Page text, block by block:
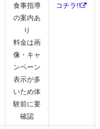
食事指導
の案内あ
り
料金は画
像・キャ
ンペーン
表示が多
いため体
験前に要
確認
コチラ!!